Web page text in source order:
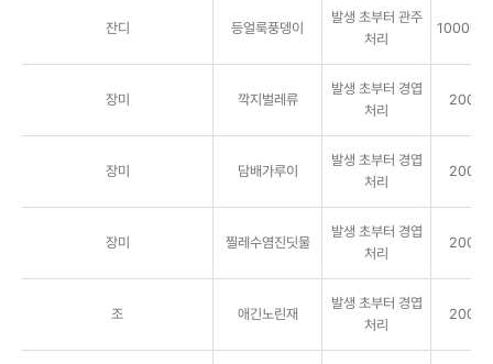
잔디 등얼룩풍뎅이
발생 초부터 관주
처리
1000배
장미 깍지벌레류
발생 초부터 경엽
처리
2000
장미 담배가루이
발생 초부터 경엽
처리
2000
장미 찔레수염진딧물
발생 초부터 경엽
처리
2000
조 애긴노린재
발생 초부터 경엽
처리
2000